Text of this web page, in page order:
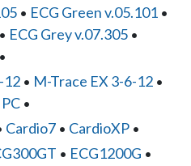
• ECG Green v.05.101 •
• ECG Grey v.07.305 •
•
12 • M-Trace EX 3-6-12 •
•
Cardio7 • CardioXP •
• ECG1200G •